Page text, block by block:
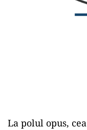
La polul opus,